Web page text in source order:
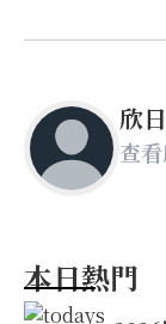
欣
查
本日熱門